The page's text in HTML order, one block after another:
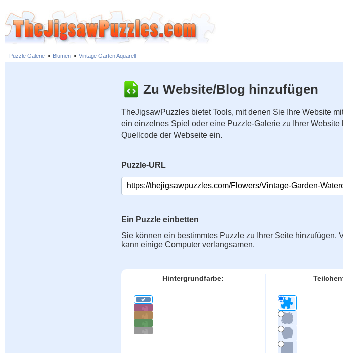
Puzzle Galerie » Blumen » Vintage Garten Aquarell
Zu Website/Blog hinzufügen
TheJigsawPuzzles bietet Tools, mit denen Sie Ihre Website
ein einzelnes Spiel oder eine Puzzle-Galerie zu Ihrer
Quellcode der Webseite ein.
Puzzle-URL
Ein Puzzle einbetten
Sie können ein bestimmtes Puzzle zu Ihrer Seite
kann einige Computer verlangsamen.
Hintergrundfarbe: